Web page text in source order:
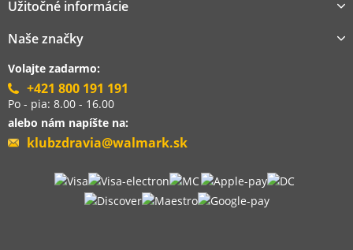
Užitočné informácie
Naše značky
Volajte zadarmo:
+421 800 191 191
Po - pia: 8.00 - 16.00
alebo nám napíšte na:
klubzdravia@walmark.sk